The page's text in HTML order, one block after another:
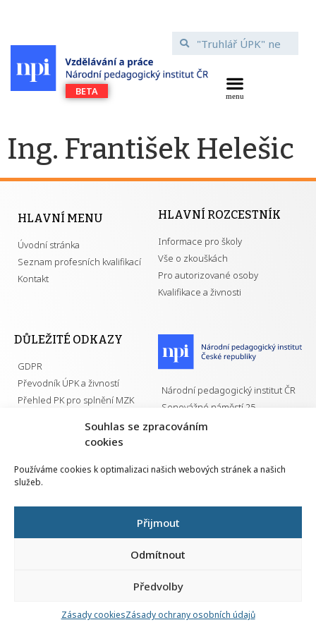
Souhlas se zpracováním
cookies
Používáme cookies k optimalizaci našich webových stránek a našich
služeb.
Přijmout
Odmítnout
Předvolby
Zásady cookiesZásady ochrany osobních údajů
Ing. František Helešic
HLAVNÍ MENU
Úvodní stránka
Seznam profesních kvalifikací
Kontakt
HLAVNÍ ROZCESTNÍK
Informace pro školy
Vše o zkouškách
Pro autorizované osoby
Kvalifikace a živnosti
DŮLEŽITÉ ODKAZY
GDPR
Převodník ÚPK a živností
Přehled PK pro splnění MZK
Národní pedagogický institut ČR
Senovážné náměstí 25
110 00 Praha 1